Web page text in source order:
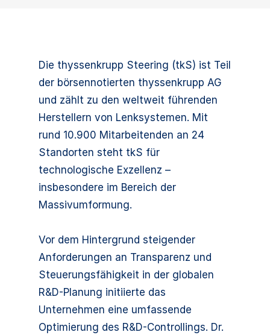
Die thyssenkrupp Steering (tkS) ist Teil
der börsennotierten thyssenkrupp AG
und zählt zu den weltweit führenden
Herstellern von Lenksystemen. Mit
rund 10.900 Mitarbeitenden an 24
Standorten steht tkS für
technologische Exzellenz –
insbesondere im Bereich der
Massivumformung.
Vor dem Hintergrund steigender
Anforderungen an Transparenz und
Steuerungsfähigkeit in der globalen
R&D-Planung initiierte das
Unternehmen eine umfassende
Optimierung des R&D-Controllings. Dr.